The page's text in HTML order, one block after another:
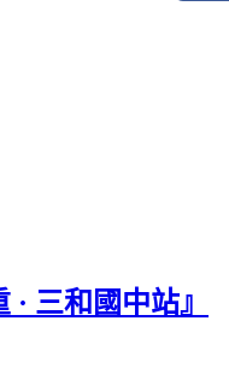
三和國中站』